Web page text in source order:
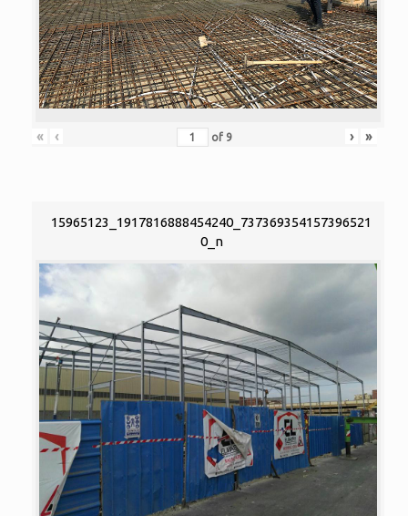
« ‹ of 9 › »
15965123_1917816888454240_737369354157396521
0_n